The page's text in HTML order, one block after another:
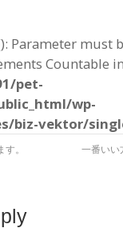
Parameter must
Countable in
pet-
wp-
biz-vektor/
。
一番いい